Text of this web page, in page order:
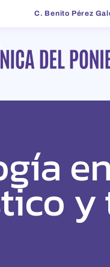
C. Benito Pérez